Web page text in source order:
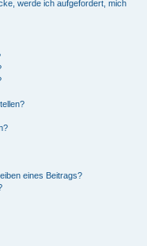
werde ich aufgefordert, mich
eines Beitrags?